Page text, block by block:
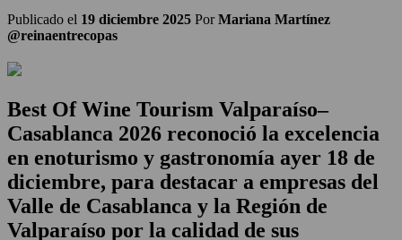
Publicado el 19 diciembre 2025 PorMariana Martínez
@reinaentrecopas
Best Of Wine Tourism Valparaíso–
Casablanca 2026 reconoció la excelencia
en enoturismo y gastronomía ayer 18 de
diciembre, para destacar a empresas del
Valle de Casablanca y la Región de
Valparaíso por la calidad de sus